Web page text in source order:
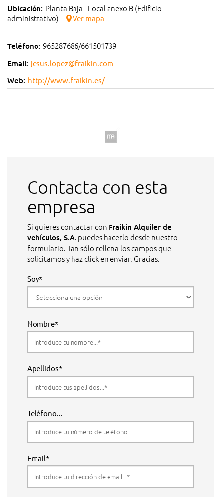
Ubicación: Planta Baja - Local anexo B (Edificio
administrativo)
Ver mapa
Teléfono: 965287686/661501739
Email: jesus.lopez@fraikin.com
Web: http://www.fraikin.es/
Contacta con esta
empresa
Si quieres contactar con Fraikin Alquiler de
vehículos, S.A. puedes hacerlo desde nuestro
formulario. Tan sólo rellena los campos que
solicitamos y haz click en enviar. Gracias.
Soy*
Nombre*
Apellidos*
Teléfono...
Email*